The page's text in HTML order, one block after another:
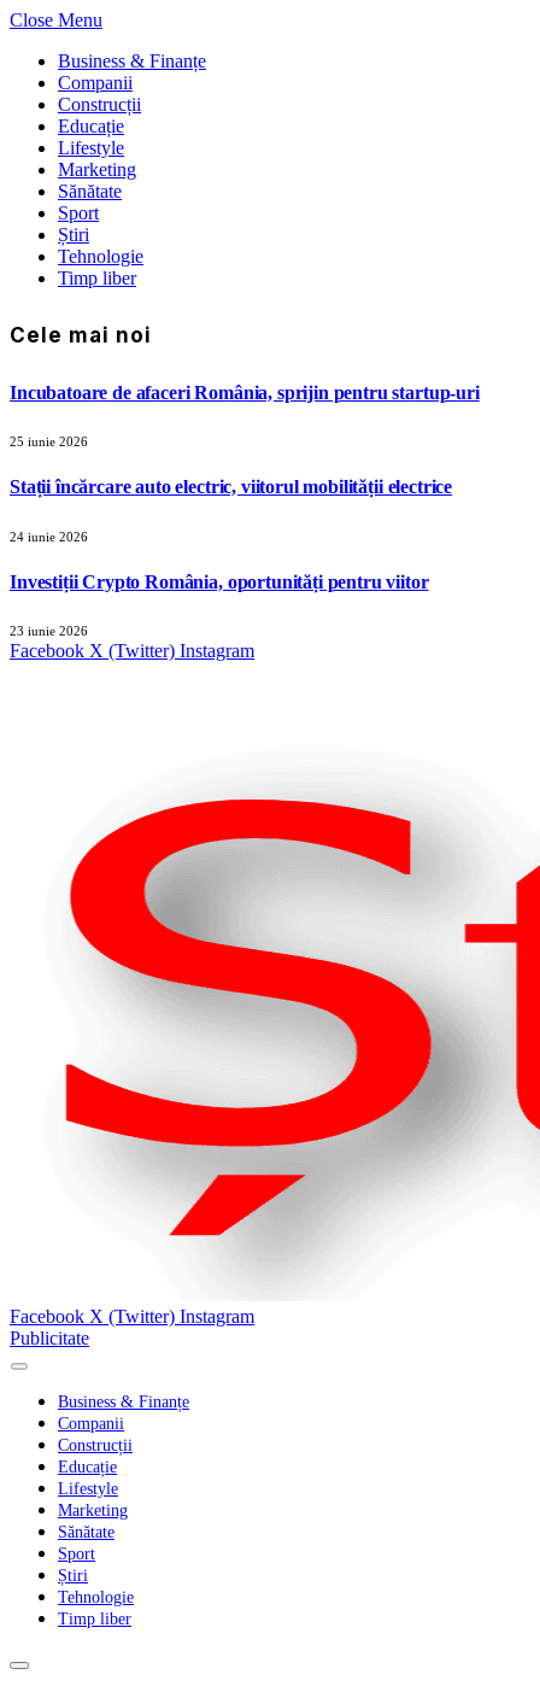
Close Menu
Business & Finanțe
Companii
Construcții
Educație
Lifestyle
Marketing
Sănătate
Sport
Știri
Tehnologie
Timp liber
Cele mai noi
Incubatoare de afaceri România, sprijin pentru startup-uri
25 iunie 2026
Stații încărcare auto electric, viitorul mobilității electrice
24 iunie 2026
Investiții Crypto România, oportunități pentru viitor
23 iunie 2026
Facebook X (Twitter) Instagram
Facebook X (Twitter) Instagram
Publicitate
Business & Finanțe
Companii
Construcții
Educație
Lifestyle
Marketing
Sănătate
Sport
Știri
Tehnologie
Timp liber